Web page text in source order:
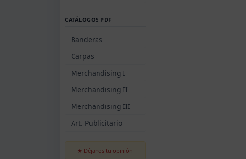
CATÁLOGOS PDF
Banderas
Carpas
Merchandising I
Merchandising II
Merchandising III
Art. Publicitario
★ Déjanos tu opinión